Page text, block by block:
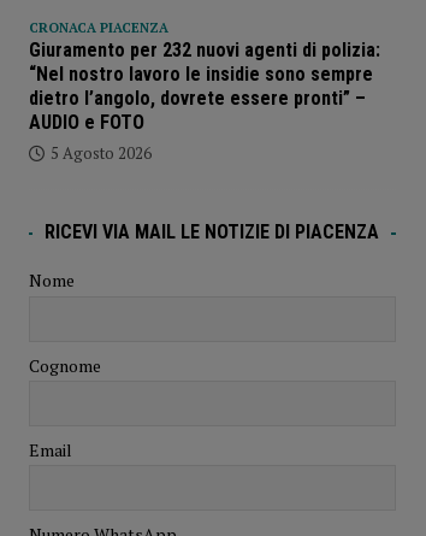
CRONACA PIACENZA
Giuramento per 232 nuovi agenti di polizia:
“Nel nostro lavoro le insidie sono sempre
dietro l’angolo, dovrete essere pronti” –
AUDIO e FOTO
5 Agosto 2026
RICEVI VIA MAIL LE NOTIZIE DI PIACENZA
Nome
Cognome
Email